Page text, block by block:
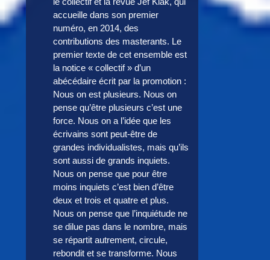
accueille dans son premier
numéro, en 2014, des
contributions des masterants. Le
premier texte de cet ensemble est
la notice « collectif » d’un
abécédaire écrit par la promotion :
Nous on est plusieurs. Nous on
pense qu’être plusieurs c’est une
force. Nous on a l’idée que les
écrivains sont peut-être de
grandes individualistes, mais qu’ils
sont aussi de grands inquiets.
Nous on pense que pour être
moins inquiets c’est bien d’être
deux et trois et quatre et plus.
Nous on pense que l’inquiétude ne
se dilue pas dans le nombre, mais
se répartit autrement, circule,
rebondit et se transforme. Nous